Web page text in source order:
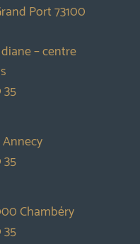
Port 73100
– centre
Chambéry